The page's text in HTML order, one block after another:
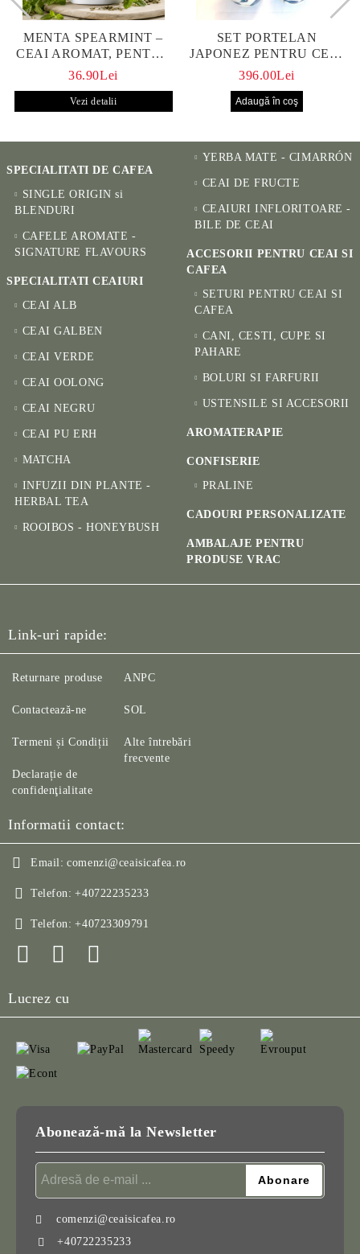
MENTA SPEARMINT –
CEAI AROMAT, PENTRU
CALM ȘI BENEFIC
36.90Lei
Vezi detalii
SET PORTELAN
JAPONEZ PENTRU CEAI
HANAKO, CEAINIC SI 4
396.00Lei
SPECIALITATI DE CAFEA
SINGLE ORIGIN si
BLENDURI
CAFELE AROMATE -
SIGNATURE FLAVOURS
SPECIALITATI CEAIURI
CEAI ALB
CEAI GALBEN
CEAI VERDE
CEAI OOLONG
CEAI NEGRU
CEAI PU ERH
MATCHA
INFUZII DIN PLANTE -
HERBAL TEA
ROOIBOS - HONEYBUSH
YERBA MATE - CIMARRÓN
CEAI DE FRUCTE
CEAIURI INFLORITOARE -
BILE DE CEAI
ACCESORII PENTRU CEAI SI
CAFEA
SETURI PENTRU CEAI SI
CAFEA
CANI, CESTI, CUPE SI
PAHARE
BOLURI SI FARFURII
USTENSILE SI ACCESORII
AROMATERAPIE
CONFISERIE
PRALINE
CADOURI PERSONALIZATE
AMBALAJE PENTRU
PRODUSE VRAC
Link-uri rapide:
Returnare produse
Contactează-ne
Termeni și Condiții
Declarație de
confidenţialitate
ANPC
SOL
Alte întrebări
frecvente
Informatii contact:
Email: comenzi@ceaisicafea.ro
Telefon: +40722235233
Telefon: +40723309791
Lucrez cu
Abonează-mă la Newsletter
comenzi@ceaisicafea.ro
+40722235233